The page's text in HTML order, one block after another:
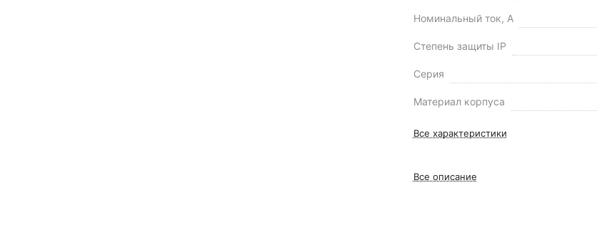
Номинальный ток, А
Степень защиты IP
Серия
Материал корпуса
Все характеристики
Все описание